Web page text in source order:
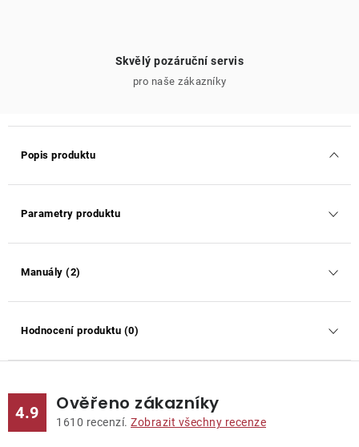
Skvělý pozáruční servis
pro naše zákazníky
Popis produktu
Parametry produktu
Manuály (2)
Hodnocení produktu (0)
4.9 Ověřeno zákazníky
1610 recenzí. Zobrazit všechny recenze